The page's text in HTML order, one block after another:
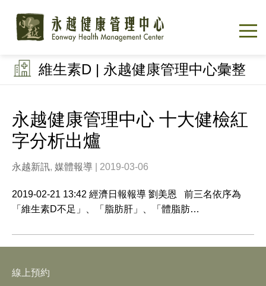
維生素D | 永越健康管理中心彙整
永越健康管理中心 十大健檢紅
字分析出爐
永越新訊, 媒體報導 | 2019-03-06
2019-02-21 13:42 經濟日報報導 劉美恩 前三名依序為
「維生素D不足」、「脂肪肝」、「體脂肪…
線上預約